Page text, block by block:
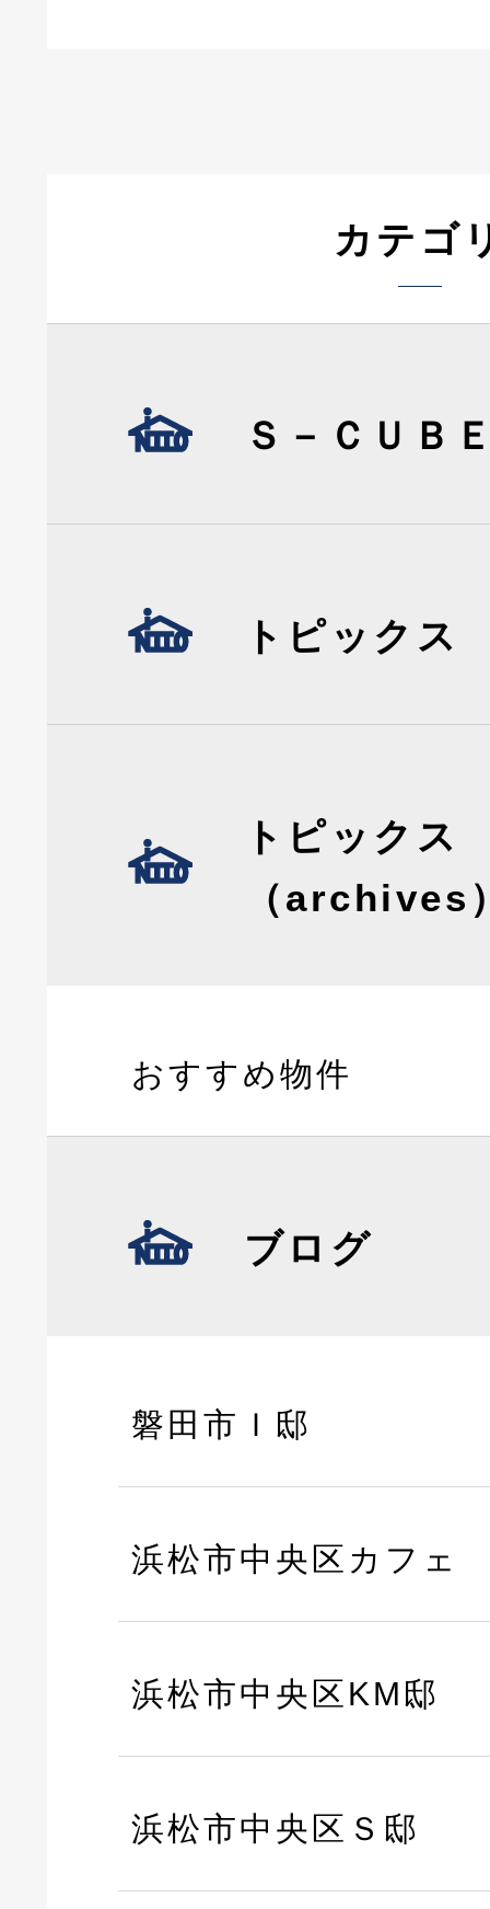
カテゴ
Ｓ－ＣＵＢ
トピックス
トピックス
（archives
おすすめ物件
ブログ
磐田市Ｉ邸
浜松市中央区カフェ
浜松市中央区KM邸
浜松市中央区Ｓ邸